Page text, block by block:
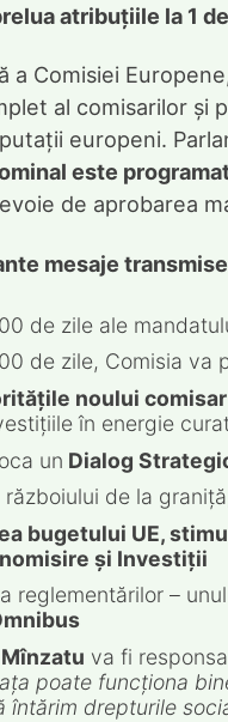
atribuțiile la 1
a Comisiei
al comisarilor și
europeni.
este
de aprobarea
mesaje
de zile ale
de zile, Comisia va
noului
în energie
un Dialog
de la
bugetului UE,
și Investiții
reglementărilor –
va fi
poate funcționa
întărim drepturile